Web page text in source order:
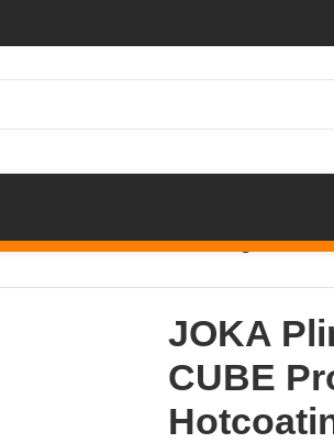
Profiel #431 met Hotcoating DL377
JOKA
CUBE